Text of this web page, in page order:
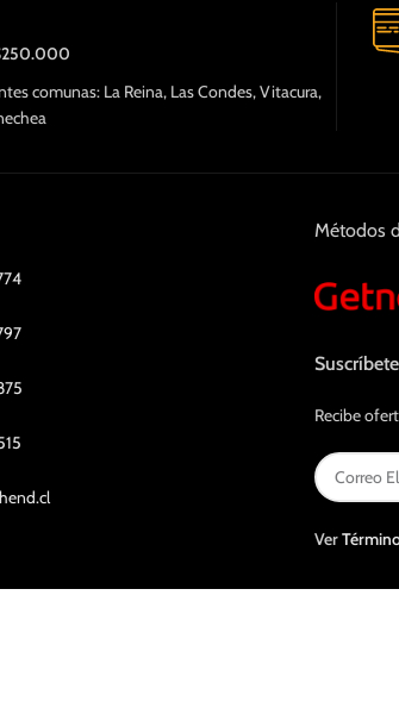
comunas: La Reina, Las Condes, Vitacura,
Métodos
Recibe
Ver